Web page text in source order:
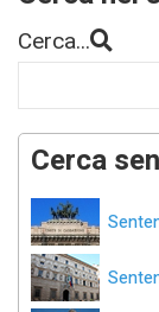
Cerca...
Cerca